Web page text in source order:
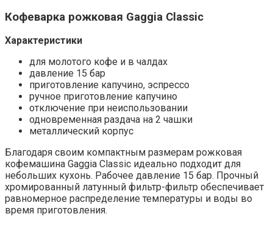
Кофеварка рожковая Gaggia Classic
Характеристики
для молотого кофе и в чалдах
давление 15 бар
приготовление капучино, эспрессо
ручное приготовление капучино
отключение при неиспользовании
одновременная раздача на 2 чашки
металлический корпус
Благодаря своим компактным размерам рожковая
кофемашина Gaggia Classic идеально подходит для
небольших кухонь. Рабочее давление 15 бар. Прочный
хромированный латунный фильтр-фильтр обеспечивает
равномерное распределение температуры и воды во
время приготовления.